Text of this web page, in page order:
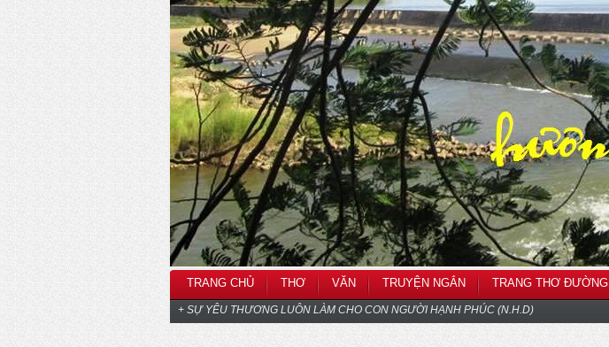
TRANG CHỦ THƠ VĂN TRUYỆN NGẮN TRANG THƠ ĐƯỜNG
+ SỰ YÊU THƯƠNG LUÔN LÀM CHO CON NGƯỜI HẠNH PHÚC (N.H.D)